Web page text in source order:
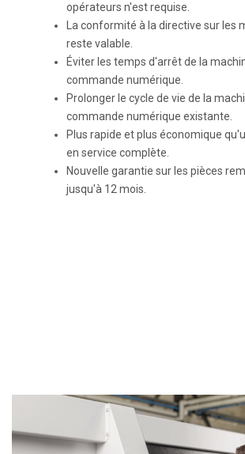
opérateurs n'est requise.
La conformité à la directive sur les
reste valable.
Éviter les temps d'arrêt de la
commande numérique.
Prolonger le cycle de vie de la
commande numérique existante.
Plus rapide et plus économique
en service complète.
Nouvelle garantie sur les pièces
jusqu'à 12 mois.